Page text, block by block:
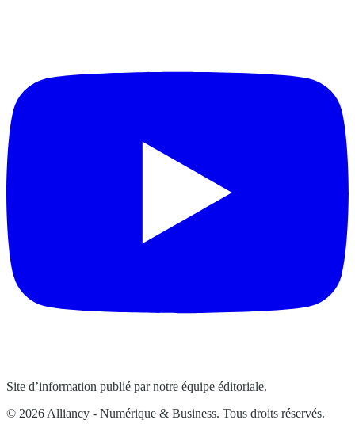
Site d’information publié par notre équipe éditoriale.
© 2026 Alliancy - Numérique & Business. Tous droits réservés.